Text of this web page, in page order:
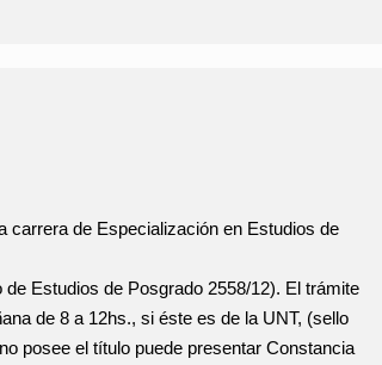
carrera de Especialización en Estudios de
Estudios de Posgrado 2558/12). El trámite
de 8 a 12hs., si éste es de la UNT, (sello
posee el título puede presentar Constancia